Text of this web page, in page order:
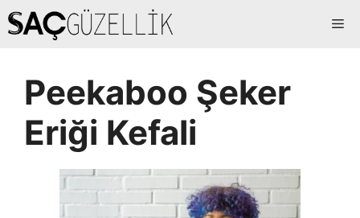
İçeriğe
atla
Peekaboo Şeker
Eriği Kefali